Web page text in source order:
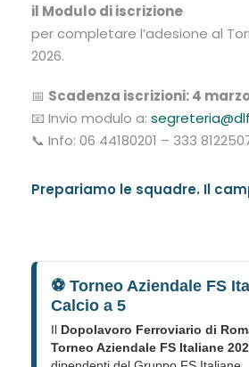
il Modulo di iscrizione
per completare l’adesione al
2026.
📅 Scadenza iscrizioni: 4
📧 Invio modulo a:
📞 Info: 06 44180201 – 333
Prepariamo le squadre. Il
⚽ Torneo Aziendale FS
Calcio a 5
Il Dopolavoro Ferroviario di
Torneo Aziendale FS Italiane